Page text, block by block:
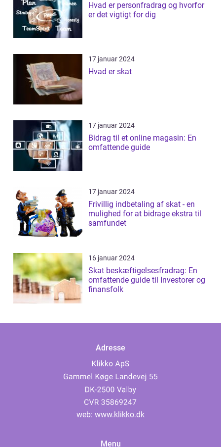
Hvad er personfradrag og hvorfor
er det vigtigt for dig
17 januar 2024
Hvad er skat
17 januar 2024
Bidrag til et online magasin: En
omfattende guide
17 januar 2024
Frivillig indbetaling af skat - en
mulighed for at bidrage ekstra til
samfundet
16 januar 2024
Skat beskæftigelsesfradrag: En
omfattende guide til Investorer og
finansfolk
Adresse
web: www.klikko.dk
Menu